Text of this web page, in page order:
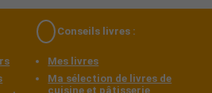
Conseils livres :
Mes livres
Ma sélection de livres de
cuisine et pâtisserie